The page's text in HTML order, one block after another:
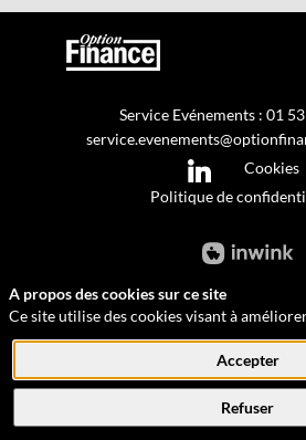
Service Evénements : 01
Cookies
Politique de
A propos des cookies sur ce site
Ce site utilise des cookies visant à
Accepter
Refuser